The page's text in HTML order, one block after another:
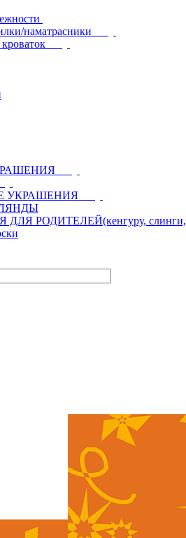
наматрасники
УКРАШЕНИЯ
РОДИТЕЛЕЙ(кенгуру, слинги,